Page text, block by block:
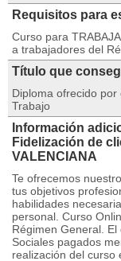
Requisitos para
Curso para
a trabajadores del
Título que
Diploma ofrecido
Trabajo
Información
Fidelización de
VALENCIANA
Te ofrecemos
tus objetivos
habilidades
personal. Curso
Régimen General.
Sociales pagados
realización del curso